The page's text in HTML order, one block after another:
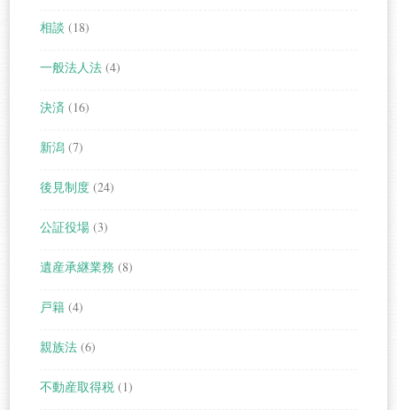
相談 (18)
一般法人法 (4)
決済 (16)
新潟 (7)
後見制度 (24)
公証役場 (3)
遺産承継業務 (8)
戸籍 (4)
親族法 (6)
不動産取得税 (1)